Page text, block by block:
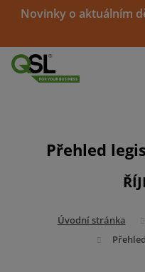
Novinky o aktuálním
Přehled
Úvodní stránka